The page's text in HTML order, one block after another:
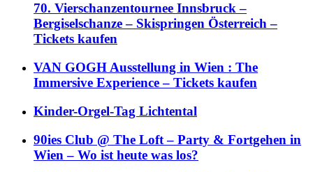
70. Vierschanzentournee Innsbruck –
Bergiselschanze – Skispringen Österreich –
Tickets kaufen
VAN GOGH Ausstellung in Wien : The
Immersive Experience – Tickets kaufen
Kinder-Orgel-Tag Lichtental
90ies Club @ The Loft – Party & Fortgehen in
Wien – Wo ist heute was los?